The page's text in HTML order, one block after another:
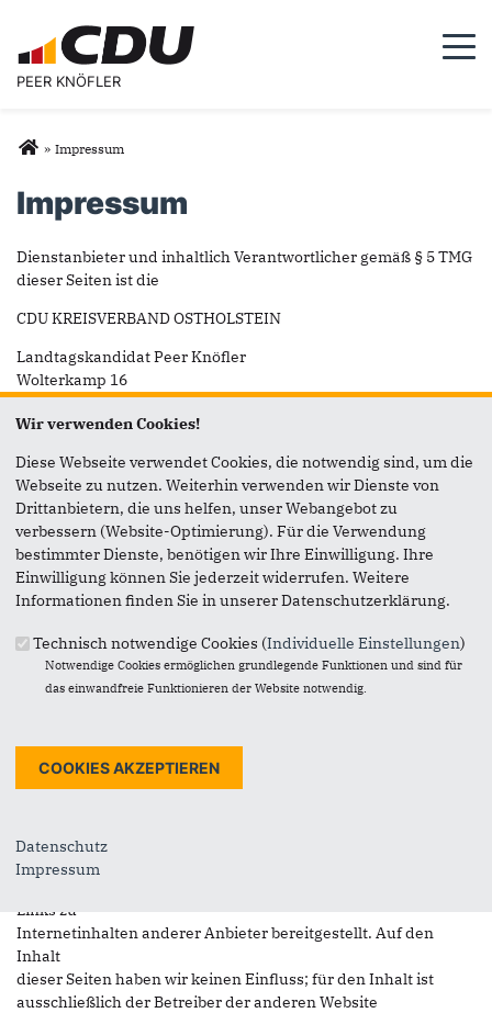
PEER KNÖFLER
Sie sind hier
» Impressum
Impressum
Dienstanbieter und inhaltlich Verantwortlicher gemäß § 5 TMG
dieser Seiten ist die
CDU KREISVERBAND OSTHOLSTEIN
Landtagskandidat Peer Knöfler
Wolterkamp 16
23738 Lensahn
Sie erreichen uns wie folgt:
Telefon: +49 (4363) 90280
Telefax: +49 (4363) 91020
E-Mail:kgs@cdu-ostholstein.de
Ust-Idnr.: DE 122116053
Bei dem Inhalt unserer Internetseiten handelt es sich um
urheberrechtlich geschützte Werke. Die CDU gestattet die
Übernahme
Nutzung der
Partei.
Links zu
Internetinhalten anderer Anbieter bereitgestellt. Auf den
Inhalt
dieser Seiten haben wir keinen Einfluss; für den Inhalt ist
ausschließlich der Betreiber der anderen Website
Wir verwenden Cookies!
Diese Webseite verwendet Cookies, die notwendig sind, um die
Webseite zu nutzen. Weiterhin verwenden wir Dienste von
Drittanbietern, die uns helfen, unser Webangebot zu
verbessern (Website-Optimierung). Für die Verwendung
bestimmter Dienste, benötigen wir Ihre Einwilligung. Ihre
Einwilligung können Sie jederzeit widerrufen. Weitere
Informationen finden Sie in unserer Datenschutzerklärung.
Technisch notwendige Cookies (Individuelle Einstellungen)
Notwendige Cookies ermöglichen grundlegende Funktionen und sind für
das einwandfreie Funktionieren der Website notwendig.
Datenschutz
Impressum